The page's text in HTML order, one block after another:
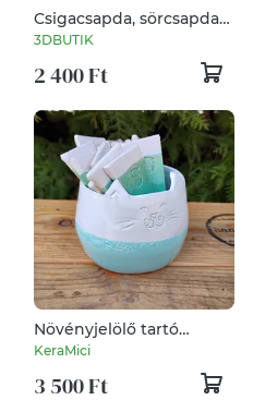
Csigacsapda, sörcsapda
meztelen csigák ellen,
3DBUTIK
2 400 Ft
Növényjelölő tartó
edényke, cica formájú kis
KeraMici
3 500 Ft